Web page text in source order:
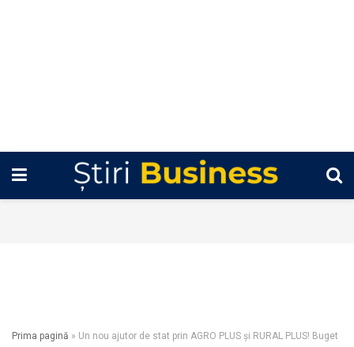
Prima pagină » Un nou ajutor de stat prin AGRO PLUS și RURAL PLUS! Buget